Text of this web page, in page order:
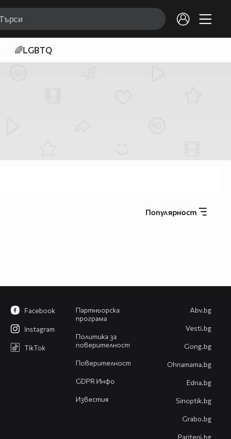
🌈LGBTQ
Популярност
Партньорска
програма
Политика за
поверителност
Поверителност
GDPR Инфо
Известия
Facebook
Instagram
TikTok
Abv.bg
Vesti.bg
Gong.bg
Оhnamama.bg
Edna.bg
Sinoptik.bg
Grabo.bg
Pariteni.bg